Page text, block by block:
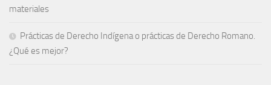
materiales
Prácticas de Derecho Indígena o prácticas de Derecho Romano.
¿Qué es mejor?